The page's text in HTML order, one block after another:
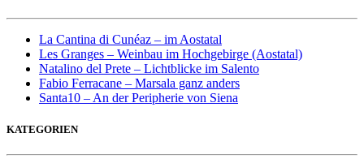
La Cantina di Cunéaz – im Aostatal
Les Granges – Weinbau im Hochgebirge (Aostatal)
Natalino del Prete – Lichtblicke im Salento
Fabio Ferracane – Marsala ganz anders
Santa10 – An der Peripherie von Siena
KATEGORIEN